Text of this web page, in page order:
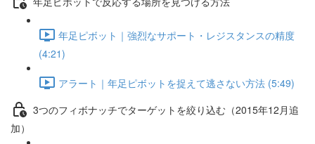
年足ピボット｜強烈なサポート・レジスタンスの精度
(4:21)
アラート｜年足ピボットを捉えて逃さない方法 (5:49)
3つのフィボナッチでターゲットを絞り込む（2015年12月追
加）